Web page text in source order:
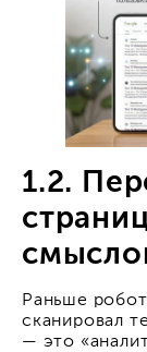
1.2.
Раньше
сканировал
— это